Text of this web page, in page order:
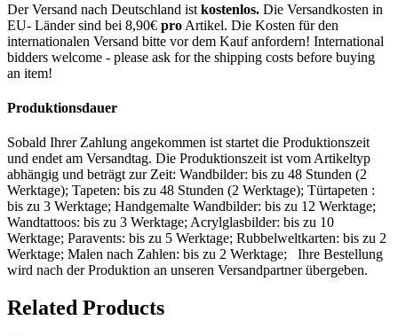
Der Versand nach Deutschland ist kostenlos. Die Versandkosten in
EU- Länder sind bei 8,90€ pro Artikel. Die Kosten für den
internationalen Versand bitte vor dem Kauf anfordern! International
bidders welcome - please ask for the shipping costs before buying
an item!
Produktionsdauer
Sobald Ihrer Zahlung angekommen ist startet die Produktionszeit
und endet am Versandtag. Die Produktionszeit ist vom Artikeltyp
abhängig und beträgt zur Zeit: Wandbilder: bis zu 48 Stunden (2
Werktage); Tapeten: bis zu 48 Stunden (2 Werktage); Türtapeten :
bis zu 3 Werktage; Handgemalte Wandbilder: bis zu 12 Werktage;
Wandtattoos: bis zu 3 Werktage; Acrylglasbilder: bis zu 10
Werktage; Paravents: bis zu 5 Werktage; Rubbelweltkarten: bis zu 2
Werktage; Malen nach Zahlen: bis zu 2 Werktage; Ihre Bestellung
wird nach der Produktion an unseren Versandpartner übergeben.
Related Products